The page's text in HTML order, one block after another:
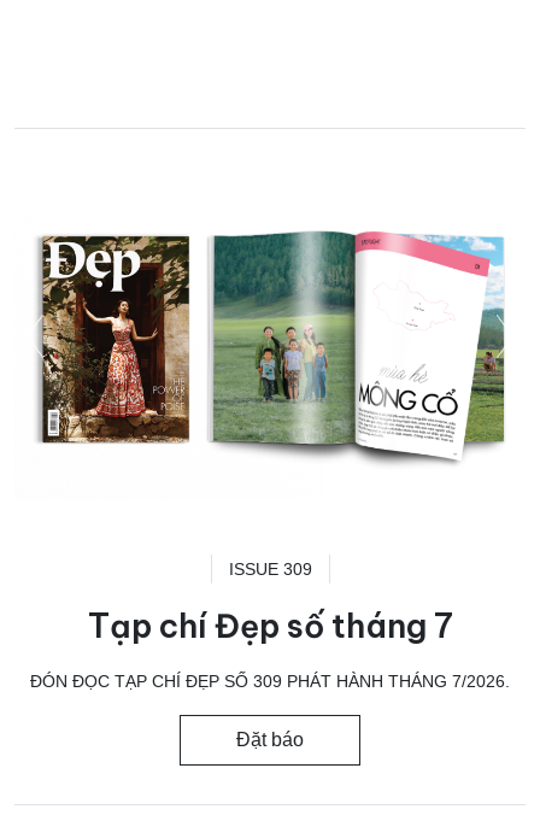
ISSUE 309
Tạp chí Đẹp số tháng 7
ĐÓN ĐỌC TẠP CHÍ ĐẸP SỐ 309 PHÁT HÀNH THÁNG 7/2026.
Đặt báo